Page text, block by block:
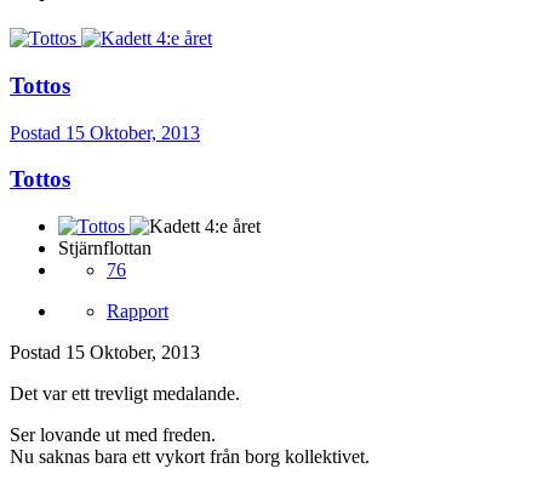
Tottos
Postad 15 Oktober, 2013
Tottos
Stjärnflottan
76
Rapport
Postad 15 Oktober, 2013
Det var ett trevligt medalande.
Ser lovande ut med freden.
Nu saknas bara ett vykort från borg kollektivet.